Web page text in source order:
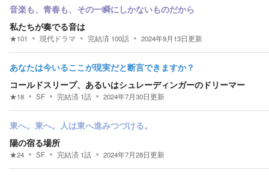
音楽も、青春も、その一瞬にしかないものだから
私たちが奏でる音は
★101 現代ドラマ 完結済 100話 2024年9月13日更新
あなたは今いるここが現実だと断言できますか？
コールドスリープ、あるいはシュレーディンガーのドリーマー
★18 SF 完結済 1話 2024年7月30日更新
東へ。東へ。人は東へ進みつづける。
陽の宿る場所
★24 SF 完結済 1話 2024年7月28日更新